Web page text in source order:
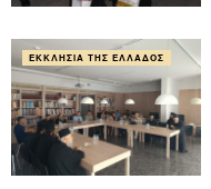
ΕΚΚΛΗΣΊΑ ΤΗΣ ΕΛΛΆΔΟΣ